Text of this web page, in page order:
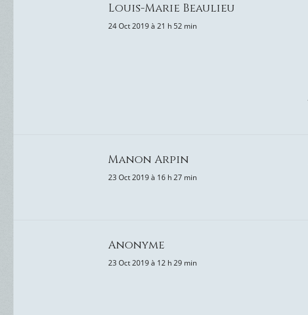
Louis-Marie Beaulieu
24 Oct 2019 à 21 h 52 min
Manon Arpin
23 Oct 2019 à 16 h 27 min
Anonyme
23 Oct 2019 à 12 h 29 min